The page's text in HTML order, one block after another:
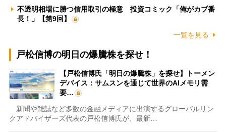
不透明相場に勝つ信用取引の極意 投資コミック「俺がカブ番
長！」【第9回】
一覧を見る
戸松信博の明日の爆騰株を探せ！
【戸松信博氏「明日の爆騰株」を探せ】トーメン
デバイス：サムスンを通じて世界のAIメモリ需
要…
新聞や雑誌など多数の金融メディアに出演するグローバルリン
クアドバイザーズ代表の戸松信博氏が、最新…